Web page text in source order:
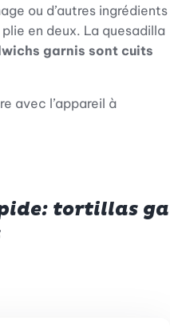
ou d’autres ingrédients
en deux. La quesadilla
garnis sont cuits
avec l’appareil à
tortillas